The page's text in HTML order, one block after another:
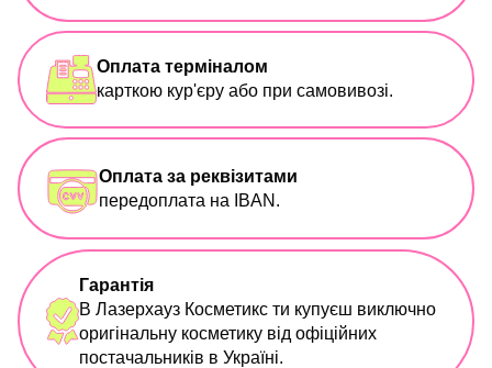
Оплата терміналом
карткою кур'єру або при самовивозі.
Оплата за реквізитами
передоплата на IBAN.
Гарантія
В Лазерхауз Косметикс ти купуєш виключно
оригінальну косметику від офіційних
постачальників в Україні.